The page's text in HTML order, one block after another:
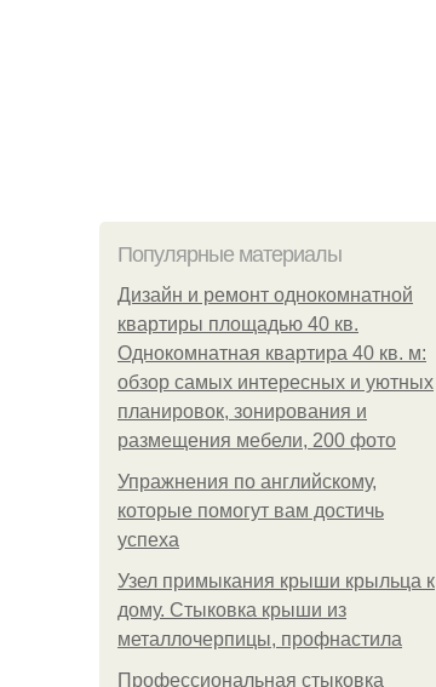
Популярные материалы
Дизайн и ремонт однокомнатной
квартиры площадью 40 кв.
Однокомнатная квартира 40 кв. м:
обзор самых интересных и уютных
планировок, зонирования и
размещения мебели, 200 фото
Упражнения по английскому,
которые помогут вам достичь
успеха
Узел примыкания крыши крыльца к
дому. Стыковка крыши из
металлочерпицы, профнастила
Профессиональная стыковка